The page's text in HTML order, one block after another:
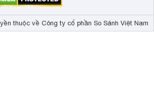
thuộc về Công ty cổ phần So Sánh Việt Nam